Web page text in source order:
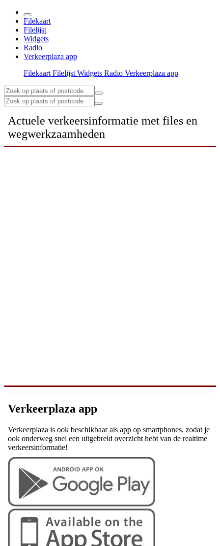
Filekaart
Filelijst
Widgets
Radio
Verkeerplaza app
Filekaart Filelijst Widgets Radio Verkeerplaza app
Actuele verkeersinformatie met files en
wegwerkzaamheden
Verkeerplaza app
Verkeerplaza is ook beschikbaar als app op smartphones, zodat je
ook onderweg snel een uitgebreid overzicht hebt van de realtime
verkeersinformatie!